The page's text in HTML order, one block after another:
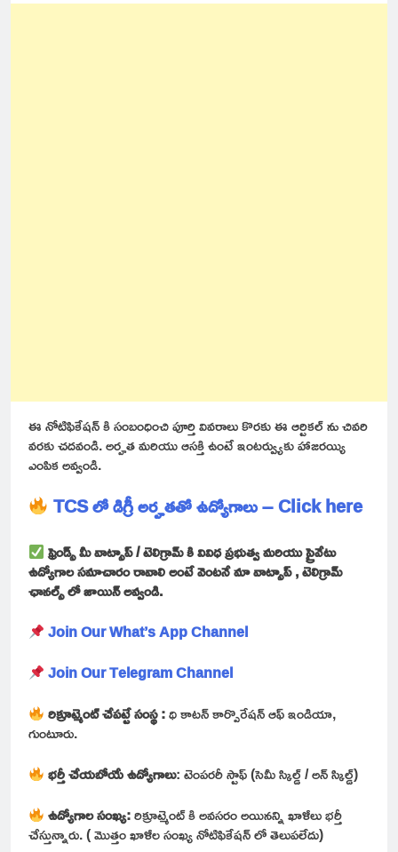
ఈ నోటిఫికేషన్ కి సంబంధించి పూర్తి వివరాలు కొరకు ఈ ఆర్టికల్ ను చివరి
వరకు చదవండి. అర్హత మరియు ఆసక్తి ఉంటే ఇంటర్వ్యుకు హాజరయ్యి
ఎంపిక అవ్వండి.
TCS లో డిగ్రీ అర్హతతో ఉద్యోగాలు – Click here
ఫ్రెండ్స్ మీ వాట్సాప్ / టెలిగ్రామ్ కి వివిధ ప్రభుత్వ మరియు ప్రైవేటు
ఉద్యోగాల సమాచారం రావాలి అంటే వెంటనే మా వాట్సాప్ , టెలిగ్రామ్
ఛానల్స్ లో జాయిన్ అవ్వండి.
Join Our What’s App Channel
Join Our Telegram Channel
రిక్రూట్మెంట్ చేపట్టే సంస్థ :థి కాటన్ కార్పొరేషన్ ఆఫ్ ఇండియా,
గుంటూరు.
భర్తీ చేయబోయే ఉద్యోగాలు: టెంపరరీ స్టాఫ్ (సెమీ స్కిల్డ్ / అన్ స్కిల్డ్)
ఉద్యోగాల సంఖ్య:రిక్రూట్మెంట్ కి అవసరం అయినన్ని ఖాళీలు భర్తీ
చేస్తున్నారు. ( మొత్తం ఖాళీల సంఖ్య నోటిఫికేషన్ లో తెలుపలేదు)